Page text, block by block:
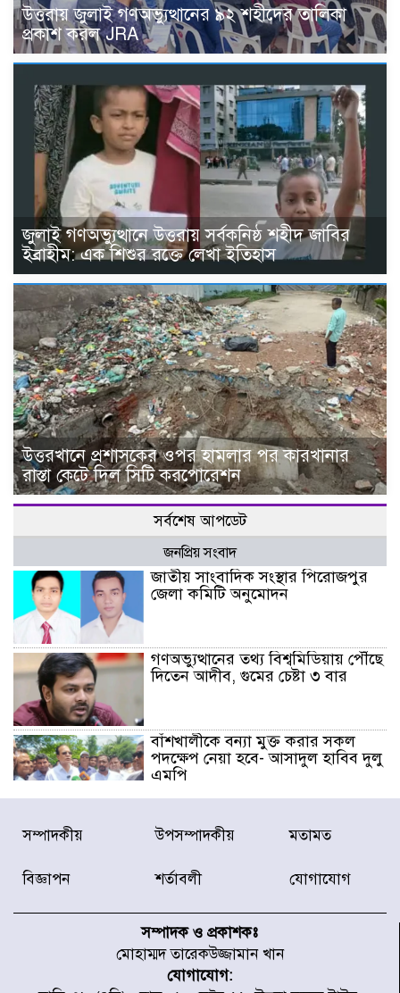
উত্তরায় জুলাই গণঅভ্যুত্থানের ৯২ শহীদের তালিকা
প্রকাশ করল JRA
জুলাই গণঅভ্যুত্থানে উত্তরায় সর্বকনিষ্ঠ শহীদ জাবির
ইব্রাহীম: এক শিশুর রক্তে লেখা ইতিহাস
উত্তরখানে প্রশাসকের ওপর হামলার পর কারখানার
রাস্তা কেটে দিল সিটি করপোরেশন
সর্বশেষ আপডেট
জনপ্রিয় সংবাদ
জাতীয় সাংবাদিক সংস্থার পিরোজপুর
জেলা কমিটি অনুমোদন
গণঅভ্যুত্থানের তথ্য বিশ্বমিডিয়ায় পৌঁছে
দিতেন আদীব, গুমের চেষ্টা ৩ বার
বাঁশখালীকে বন্যা মুক্ত করার সকল
পদক্ষেপ নেয়া হবে- আসাদুল হাবিব দুলু
এমপি
বিদ্যুৎ-জ্বালানি খাতে অস্থিরতা তৈরির
চেষ্টা করছে একটি চক্র : প্রধানমন্ত্রী
৫ আহত, চীনে বন্দর বন্ধ
চিকিৎসা খাতে জিডিপির ৫ শতাংশ
সম্পাদকীয় উপসম্পাদকীয় মতামত
বিজ্ঞাপন শর্তাবলী যোগাযোগ
সম্পাদক ও প্রকাশকঃ
মোহাম্মদ তারেকউজ্জামান খান
যোগাযোগ: